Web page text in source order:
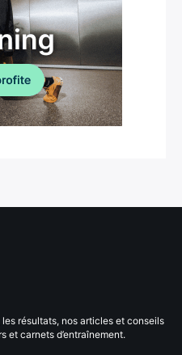
résultats, nos articles et conseils
et carnets d’entraînement.